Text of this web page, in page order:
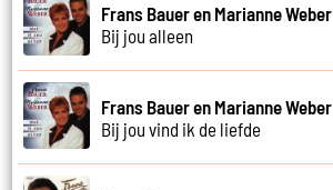
Frans Bauer en Marianne Weber
Bij jou alleen
Frans Bauer en Marianne Weber
Bij jou vind ik de liefde